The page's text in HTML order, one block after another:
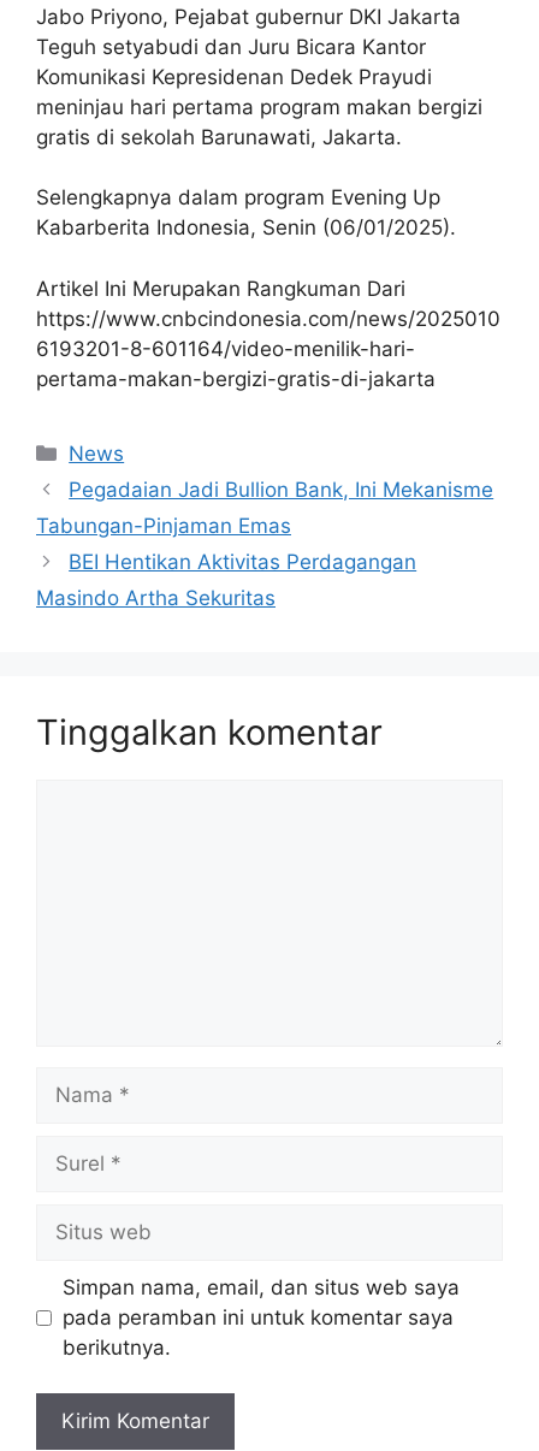
Jabo Priyono, Pejabat gubernur DKI Jakarta
Teguh setyabudi dan Juru Bicara Kantor
Komunikasi Kepresidenan Dedek Prayudi
meninjau hari pertama program makan bergizi
gratis di sekolah Barunawati, Jakarta.
Selengkapnya dalam program Evening Up
Kabarberita Indonesia, Senin (06/01/2025).
Artikel Ini Merupakan Rangkuman Dari
https://www.cnbcindonesia.com/news/2025010
6193201-8-601164/video-menilik-hari-
pertama-makan-bergizi-gratis-di-jakarta
Kategori
News
Pegadaian Jadi Bullion Bank, Ini Mekanisme
Tabungan-Pinjaman Emas
BEI Hentikan Aktivitas Perdagangan
Masindo Artha Sekuritas
Tinggalkan komentar
web
Simpan nama, email, dan situs web saya
pada peramban ini untuk komentar saya
berikutnya.